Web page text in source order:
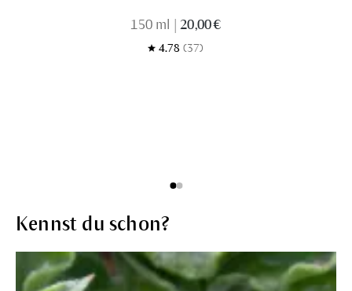
150 ml 20,00 €
4.78 (37)
Kennst du schon?